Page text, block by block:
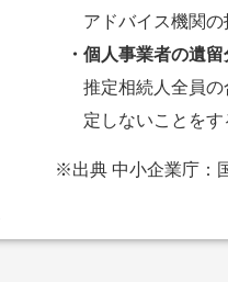
アドバイス機関
・個人事業者の遺
推定相続人全員
定しないことをす
※出典 中小企業庁：